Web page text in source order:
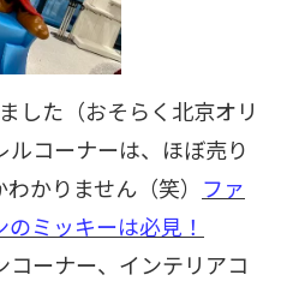
した（おそらく北京オリ
コーナーは、ほぼ売り
かりません（笑） ファ
ミッキーは必見！
ーナー、インテリアコ